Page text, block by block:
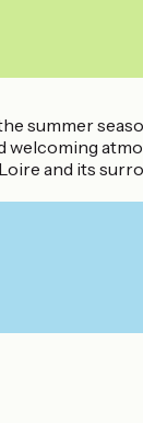
summer
welcoming
and its